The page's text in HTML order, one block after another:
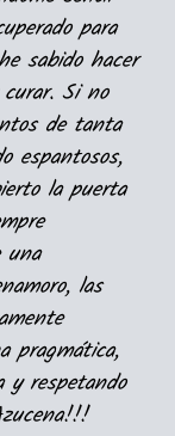
para
sabido hacer
Si no
de tanta
espantosos,
la puerta
una
las
pragmática,
y respetando